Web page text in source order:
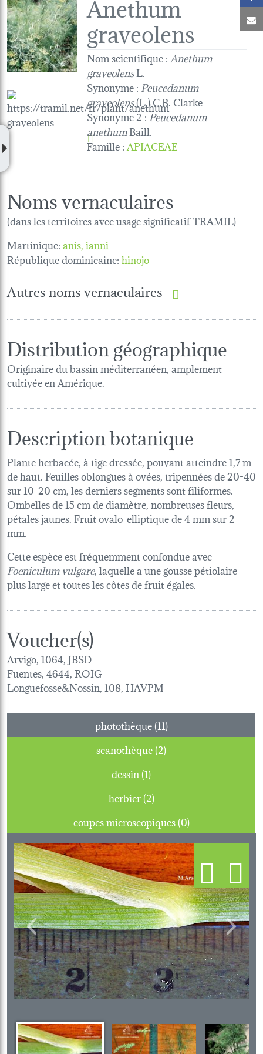
graveolens
Nom scientifique : Anethum
graveolensL.
Synonyme : Peucedanum
graveolens(L.) C.B. Clarke
Synonyme 2 :Peucedanum
anethumBaill.
Famille:APIACEAE
Noms vernaculaires
(dans les territoires avec usage significatif TRAMIL)
Martinique:anis ianni
République dominicaine:hinojo
Autres noms vernaculaires
Distribution géographique
Originaire du bassin méditerranéen, amplement
cultivée en Amérique.
Description botanique
Plante herbacée, à tige dressée, pouvant atteindre 1,7 m
de haut. Feuilles oblongues à ovées, tripennées de 20-40
sur 10-20 cm, les derniers segments sont filiformes.
Ombelles de 15 cm de diamètre, nombreuses fleurs,
pétales jaunes. Fruit ovalo-elliptique de 4 mm sur 2
mm.
Cette espèce est fréquemment confondue avec
Foeniculum vulgare, laquelle a une gousse pétiolaire
plus large et toutes les côtes de fruit égales.
Voucher(s)
Arvigo, 1064, JBSD
Fuentes, 4644, ROIG
Longuefosse&Nossin, 108, HAVPM
photothèque (11)
scanothèque (2)
dessin (1)
herbier (2)
coupes microscopiques (0)
Previous Next